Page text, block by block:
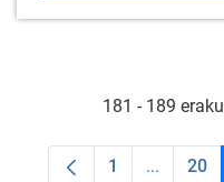
181 - 189
Orrialdea
1 ... 20